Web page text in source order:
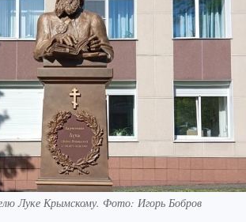
Луке Крымскому. Фото: Игорь Бобров